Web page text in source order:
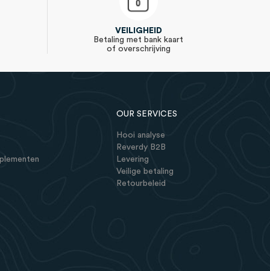
VEILIGHEID
Betaling met bank kaart
of overschrijving
OUR SERVICES
Hooi analyse
Reverdy B2B
Levering
Veilige betaling
Retourbeleid